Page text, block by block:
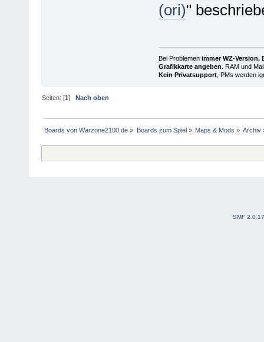
(ori)"
Bei Problemen immer WZ-Version,
Grafikkarte angeben . RAM und
Kein Privatsupport, PMs werden
Seiten: [1]Nach oben
Boards von Warzone2100.de » Boards zum Spiel» Maps & Mods » Archiv
SMF 2.0.17